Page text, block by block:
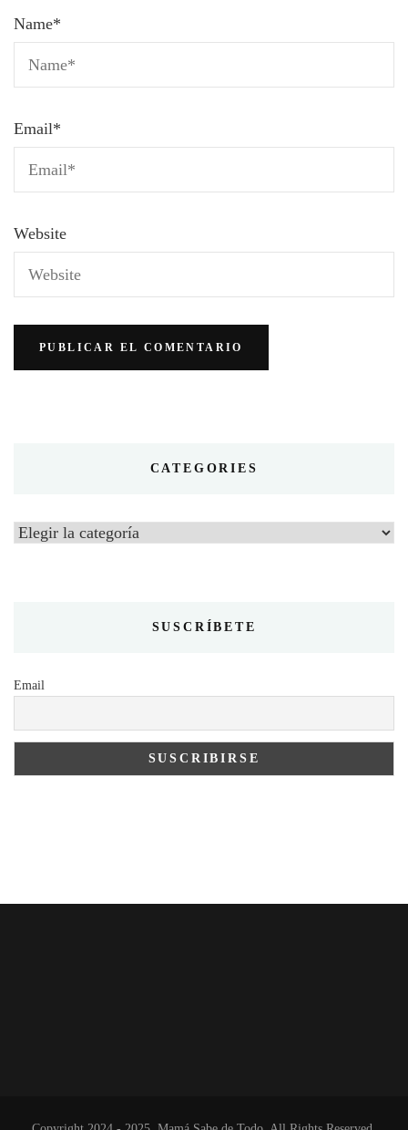
Name*
Email*
Website
CATEGORIES
Categories
SUSCRÍBETE
Email